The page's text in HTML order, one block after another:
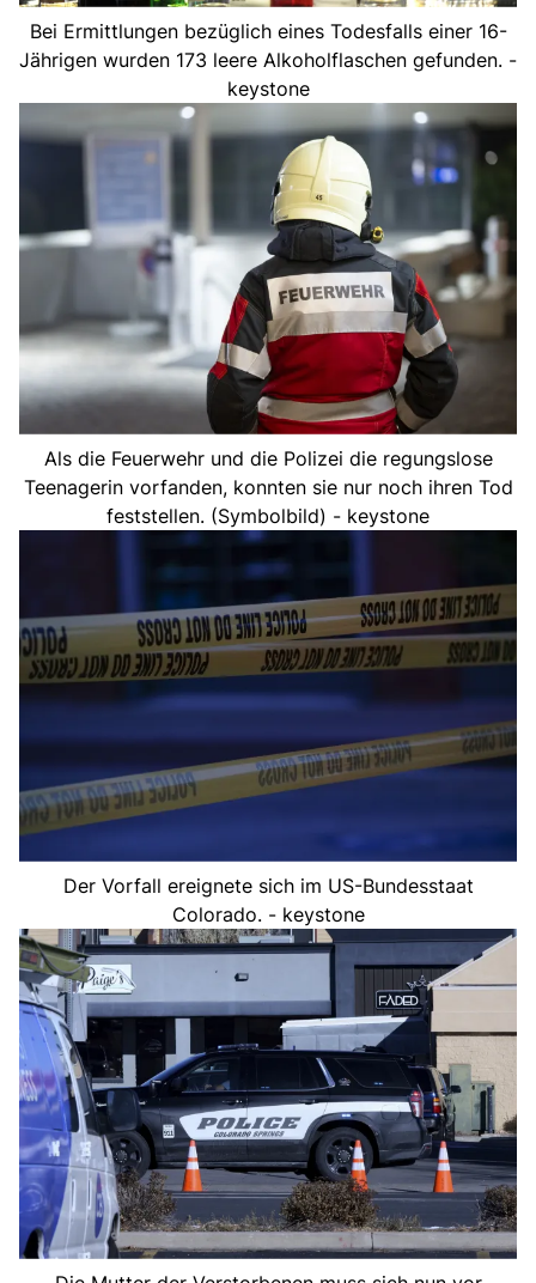
Bei Ermittlungen bezüglich eines Todesfalls einer 16-
Jährigen wurden 173 leere Alkoholflaschen gefunden. -
keystone
Als die Feuerwehr und die Polizei die regungslose
Teenagerin vorfanden, konnten sie nur noch ihren Tod
feststellen. (Symbolbild) - keystone
Der Vorfall ereignete sich im US-Bundesstaat
Colorado. - keystone